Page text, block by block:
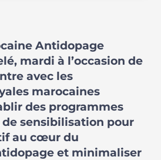
Antidopage
mardi à l’occasion de
avec les
marocaines
des programmes
de sensibilisation pour
au cœur du
et minimaliser